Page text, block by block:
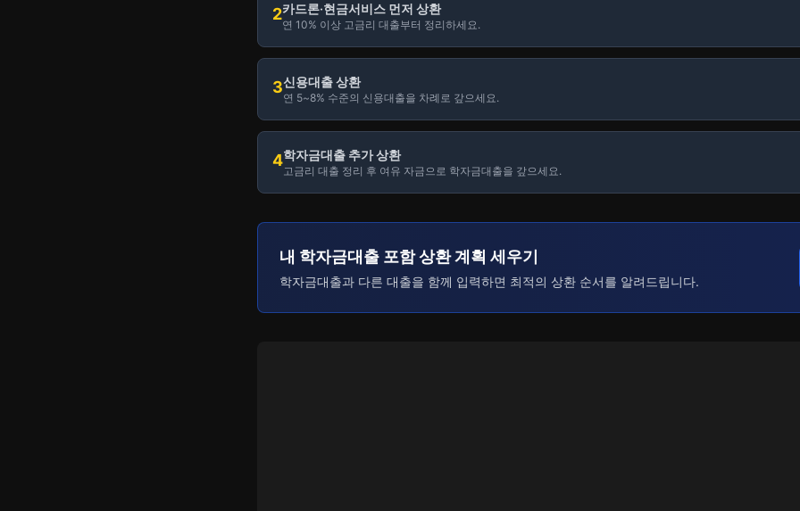
2카드론·현금서비스 먼저 상환
연 10% 이상 고금리 대출부터 정리하세요.
3신용대출 상환
연 5~8% 수준의 신용대출을 차례로 갚으세요.
4학자금대출 추가 상환
고금리 대출 정리 후 여유 자금으로 학자금대출을 갚으세요.
내 학자금대출 포함 상환 계획 세우기
학자금대출과 다른 대출을 함께 입력하면 최적의 상환 순서를 알려드립니다.